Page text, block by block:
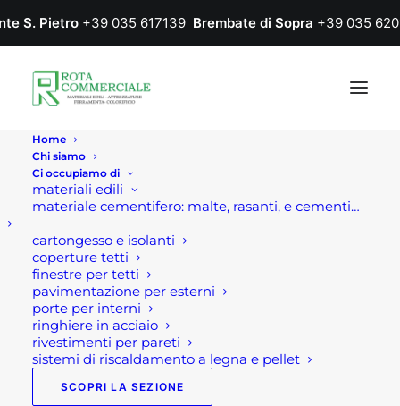
S. Pietro +39 035 617139 Brembate di Sopra +39 035
Home
Chi siamo
Ci occupiamo di
materiali edili
materiale cementifero: malte, rasanti, e cementi…
cartongesso e isolanti
coperture tetti
finestre per tetti
pavimentazione per esterni
porte per interni
ringhiere in acciaio
rivestimenti per pareti
sistemi di riscaldamento a legna e pellet
SCOPRI LA SEZIONE